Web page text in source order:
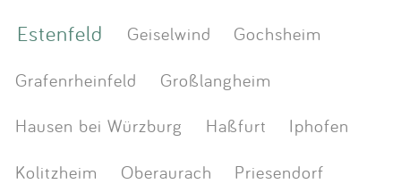
Estenfeld Geiselwind
Gochsheim
Grafenrheinfeld
Großlangheim
Hausen bei Würzburg
Haßfurt
Iphofen
Kolitzheim
Oberaurach
Priesendorf